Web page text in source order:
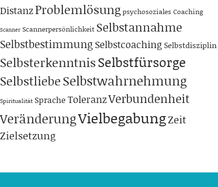
DistanzProblemlösungpsychosoziales Coaching
Scanner Scannerpersönlichkeit Selbstannahme
Selbstbestimmung Selbstcoaching Selbstdisziplin
SelbsterkenntnisSelbstfürsorge
SelbstliebeSelbstwahrnehmung
Spiritualität Sprache ToleranzVerbundenheit
VeränderungVielbegabungZeit
Zielsetzung